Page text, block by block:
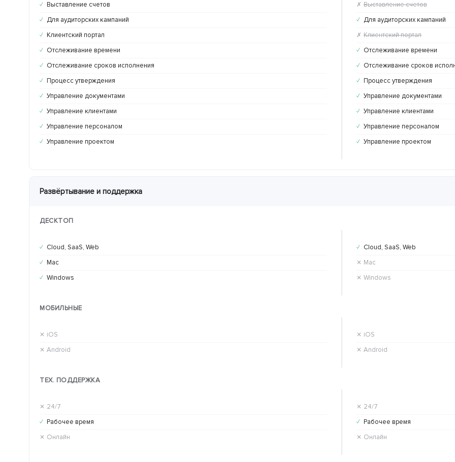
✓ Выставление счетов
✓ Для аудиторских кампаний
✓ Клиентский портал
✓ Отслеживание времени
✓ Отслеживание сроков исполнения
✓ Процесс утверждения
✓ Управление документами
✓ Управление клиентами
✓ Управление персоналом
✓ Управление проектом
✗ Выставление счетов
✓ Для аудиторских кампаний
✗ Клиентский портал
✓ Отслеживание времени
✓ Отслеживание сроков
✓ Процесс утверждения
✓ Управление документами
✓ Управление клиентами
✓ Управление персоналом
✓ Управление проектом
Развёртывание и поддержка
ДЕСКТОП
✓ Cloud, SaaS, Web
✓ Mac
✓ Windows
✓ Cloud, SaaS, Web
✕ Mac
✕ Windows
МОБИЛЬНЫЕ
✕ iOS
✕ Android
✕ iOS
✕ Android
ТЕХ. ПОДДЕРЖКА
✕ 24/7
✓ Рабочее время
✕ Онлайн
✕ 24/7
✓ Рабочее время
✕ Онлайн